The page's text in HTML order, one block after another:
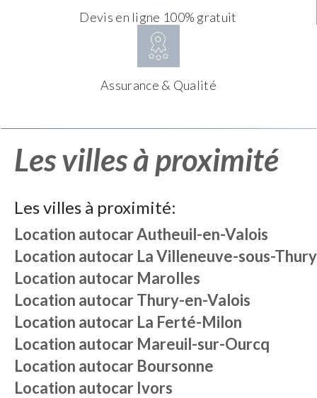
Devis en ligne 100% gratuit
Assurance & Qualité
Les villes à proximité
Les villes à proximité:
Location autocarAutheuil-en-Valois
Location autocar La Villeneuve-sous-Thury
Location autocar Marolles
Location autocarThury-en-Valois
Location autocar La Ferté-Milon
Location autocar Mareuil-sur-Ourcq
Location autocar Boursonne
Location autocar Ivors